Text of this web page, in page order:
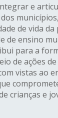
e
dos
de vida
de ensino
para a
de ações
vistas ao
crianças e